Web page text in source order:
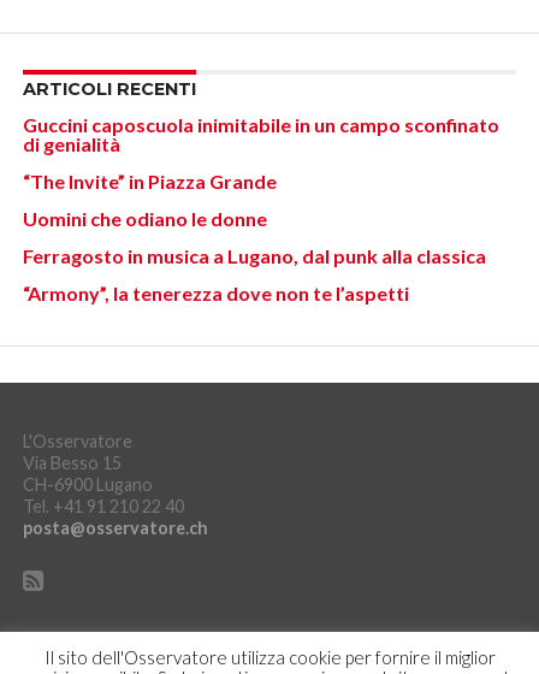
ARTICOLI RECENTI
Guccini caposcuola inimitabile in un campo sconfinato
di genialità
“The Invite” in Piazza Grande
Uomini che odiano le donne
Ferragosto in musica a Lugano, dal punk alla classica
“Armony”, la tenerezza dove non te l’aspetti
L'Osservatore
Via Besso 15
CH-6900 Lugano
Tel. +41 91 210 22 40
posta@osservatore.ch
Il sito dell'Osservatore utilizza cookie per fornire il miglior